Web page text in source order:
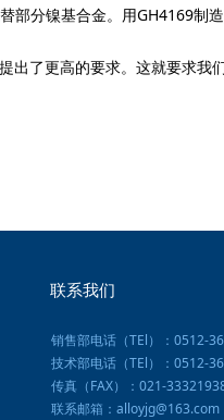
分镍基合金。用GH4169制
了更高的要求。这就要求我
销售部电话（TEl）：0512-
技术部电话（TEl）：0512-
传真（FAX）：021-
联系邮箱：alloyjg@163.com
联系我们